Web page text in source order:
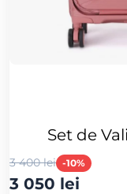
Set de
3 400 lei -10%
3 050 lei